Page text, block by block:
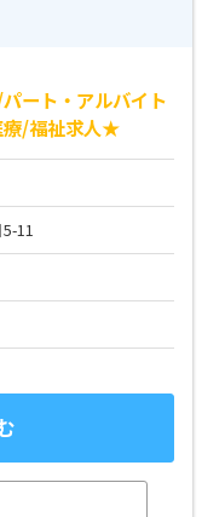
ート・アルバイト
療/福祉求人★
11